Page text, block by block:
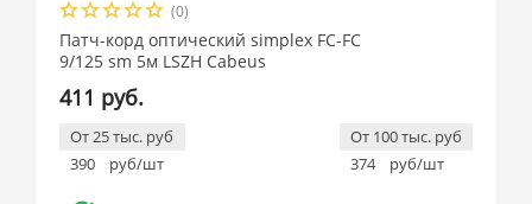
(0)
Патч-корд оптический simplex FC-FC
9/125 sm 5м LSZH Cabeus
411 руб.
От 25 тыс. руб
390
руб/шт
От 100 тыс. руб
374
руб/шт